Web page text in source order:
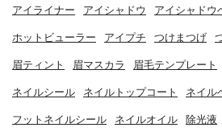
アイライナー アイシャドウ アイシャドウ
ホットビューラー アイプチ つけまつげ
眉ティント 眉マスカラ 眉毛テンプレート
ネイルシール ネイルトップコート ネイル
フットネイルシール ネイルオイル 除光液